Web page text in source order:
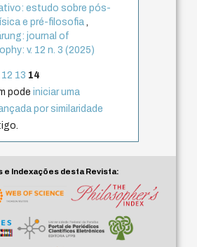
estudo sobre pós-
e pré-filosofia
journal of
v. 12 n. 3 (2025)
12 13 14
podeiniciar uma
por similaridade
e Indexações desta Revista: